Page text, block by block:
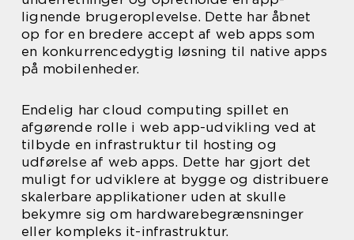
lignende brugeroplevelse. Dette har åbnet
op for en bredere accept af web apps som
en konkurrencedygtig løsning til native apps
på mobilenheder.
Endelig har cloud computing spillet en
afgørende rolle i web app-udvikling ved at
tilbyde en infrastruktur til hosting og
udførelse af web apps. Dette har gjort det
muligt for udviklere at bygge og distribuere
skalerbare applikationer uden at skulle
bekymre sig om hardwarebegrænsninger
eller kompleks it-infrastruktur.